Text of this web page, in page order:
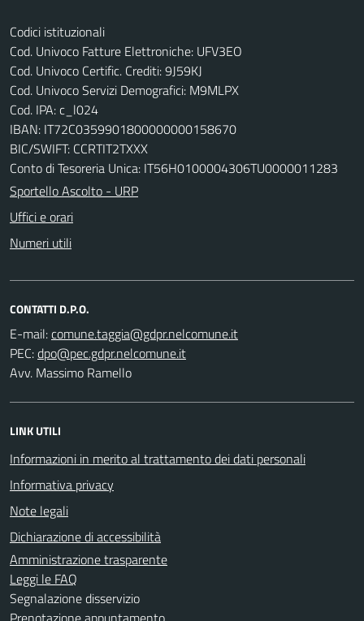
Codici istituzionali
Cod. Univoco Fatture Elettroniche: UFV3EO
Cod. Univoco Certific. Crediti: 9J59KJ
Cod. Univoco Servizi Demografici: M9MLPX
Cod. IPA: c_l024
IBAN: IT72C0359901800000000158670
BIC/SWIFT: CCRTIT2TXXX
Conto di Tesoreria Unica: IT56H0100004306TU0000011283
Sportello Ascolto - URP
Uffici e orari
Numeri utili
CONTATTI D.P.O.
E-mail:
PEC:
Avv. Massimo Ramello
LINK UTILI
Informazioni in merito al trattamento dei dati personali
Informativa privacy
Note legali
Dichiarazione di accessibilità
Amministrazione trasparente
Leggi le FAQ
Segnalazione disservizio